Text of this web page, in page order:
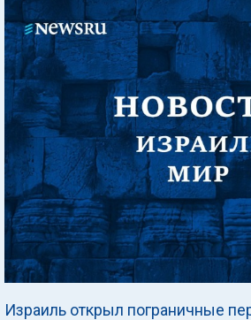
Израиль открыл пограничные